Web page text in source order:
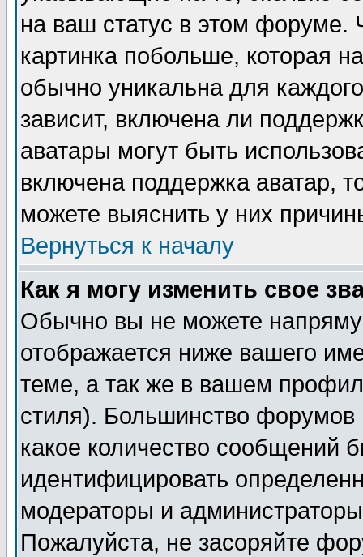
на ваш статус в этом форуме.
картинка побольше, которая
обычно уникальна для
зависит, включена ли
аватары могут быть
включена поддержка аватар,
можете выяснить у них
Вернуться к началу
Как я могу изменить свое
Обычно вы не можете
отображается ниже вашего
теме, а так же в вашем
стиля). Большинство форумов
какое количество сообщений
идентифицировать
модераторы и
Пожалуйста, не засоряйте